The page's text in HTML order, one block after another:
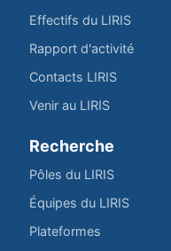
Effectifs du LIRIS
Rapport d'activité
Contacts LIRIS
Venir au LIRIS
Recherche
Pôles du LIRIS
Équipes du LIRIS
Plateformes